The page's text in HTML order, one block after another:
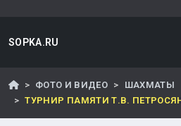
SOPKA.RU
ФОТО И ВИДЕО
ШАХМАТЫ
ТУРНИР ПАМЯТИ Т.В.